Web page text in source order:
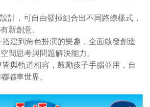
計，可自由發揮組合出不同路線樣式，
新創意。
搭建到角色扮演的樂趣，全面啟發創造
間思考與問題解決能力。
皆與軌道相容，鼓勵孩子手腦並用，自
嘟車世界。